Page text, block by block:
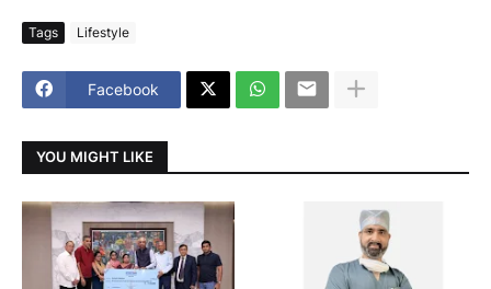
Tags Lifestyle
Facebook
YOU MIGHT LIKE